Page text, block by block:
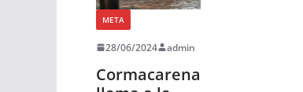
META
28/06/2024 admin
Cormacarena